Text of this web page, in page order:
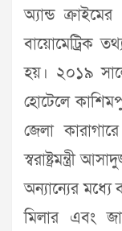
অ্যান্ড
বায়োমেট্রিক
হয়। ২০১৯
হোটেলে
জেলা
স্বরাষ্ট্রমন্ত্রী
অন্যান্যের মধ্যে
মিলার এবং